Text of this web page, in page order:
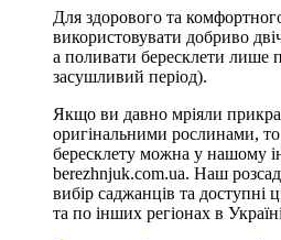
Для здорового та
використовувати добриво
а поливати бересклети лише
засушливий період).
Якщо ви давно мріяли
оригінальними рослинами,
бересклету можна у нашому
berezhnjuk.com.ua. Наш
вибір саджанців та доступні
та по інших регіонах в